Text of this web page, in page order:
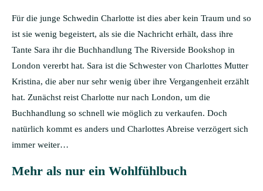
Für die junge Schwedin Charlotte ist dies aber kein Traum und so
ist sie wenig begeistert, als sie die Nachricht erhält, dass ihre
Tante Sara ihr die Buchhandlung The Riverside Bookshop in
London vererbt hat. Sara ist die Schwester von Charlottes Mutter
Kristina, die aber nur sehr wenig über ihre Vergangenheit erzählt
hat. Zunächst reist Charlotte nur nach London, um die
Buchhandlung so schnell wie möglich zu verkaufen. Doch
natürlich kommt es anders und Charlottes Abreise verzögert sich
immer weiter…
Mehr als nur ein Wohlfühlbuch